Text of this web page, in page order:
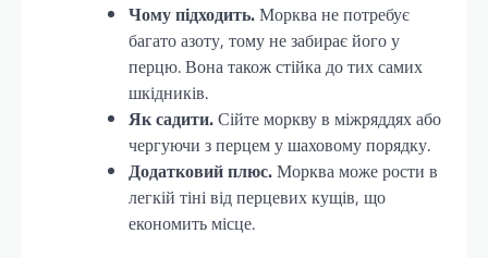
Чому підходить.Морква не потребує
багато азоту, тому не забирає його у
перцю. Вона також стійка до тих самих
шкідників.
Як садити.Сійте моркву в міжряддях або
чергуючи з перцем у шаховому порядку.
Додатковий плюс.Морква може рости в
легкій тіні від перцевих кущів, що
економить місце.